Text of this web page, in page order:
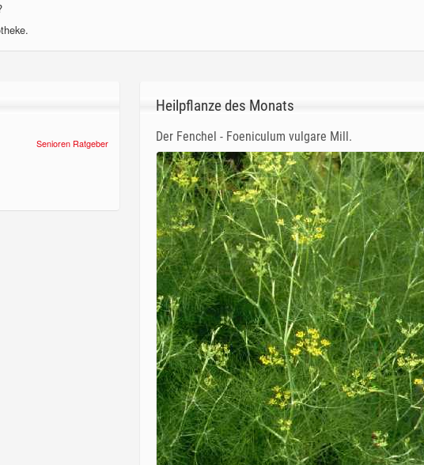
Senioren Ratgeber
Heilpflanze des Monats
Der Fenchel - Foeniculum vulgare Mill.